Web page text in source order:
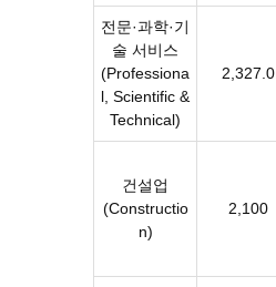
전문·과학·기
술 서비스
(Professiona
l, Scientific &
Technical)
2,327.0
건설업
(Constructio
n)
2,100